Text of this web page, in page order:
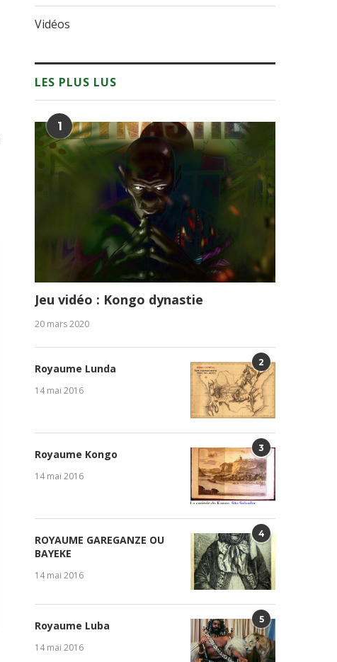
Vidéos
LES PLUS LUS
1
Jeu vidéo : Kongo dynastie
20 mars 2020
2
Royaume Lunda
14 mai 2016
3
Royaume Kongo
14 mai 2016
4
ROYAUME GAREGANZE OU
BAYEKE
14 mai 2016
5
Royaume Luba
14 mai 2016